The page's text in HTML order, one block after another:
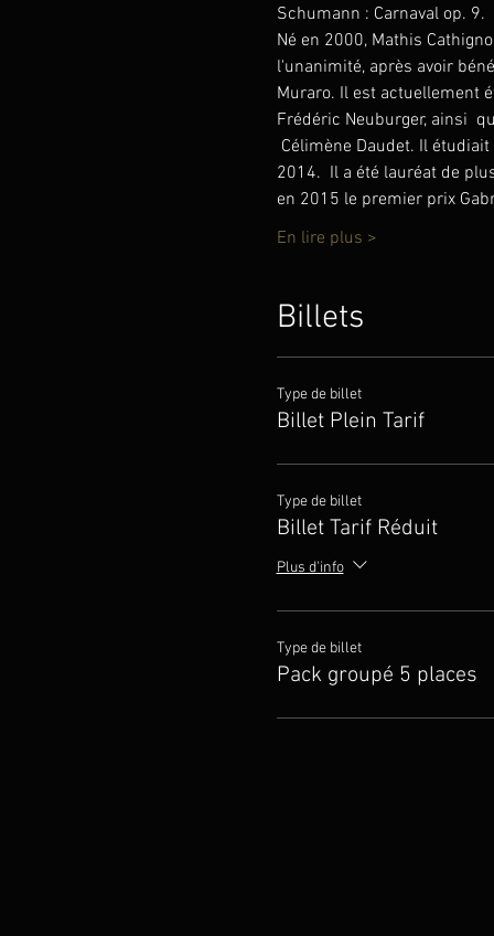
Schumann : Carnaval op. 9.
Né en 2000, Mathis
l'unanimité, après avoir
Muraro. Il est actuellement
Frédéric Neuburger, ainsi
Célimène Daudet. Il
2014.  Il a été lauréat de
en 2015 le premier prix
En lire plus >
Billets
Type de billet
Billet Plein Tarif
Type de billet
Billet Tarif Réduit
Plus d'info
Type de billet
Pack groupé 5 places